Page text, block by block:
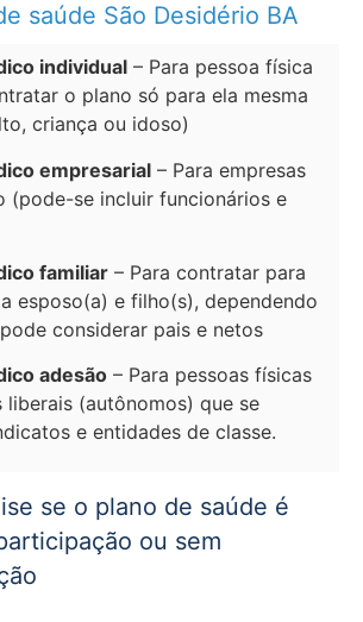
saúde São Desidério BA
individual – Para pessoa física
o plano só para ela mesma
criança ou idoso)
empresarial – Para empresas
(pode-se incluir funcionários e
familiar – Para contratar para
esposo(a) e filho(s), dependendo
considerar pais e netos
adesão – Para pessoas físicas
liberais (autônomos) que se
e entidades de classe.
se o plano de saúde é
ou sem